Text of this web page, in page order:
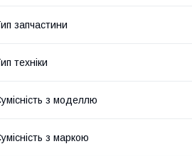
запчастини
техніки
з моделлю
з маркою